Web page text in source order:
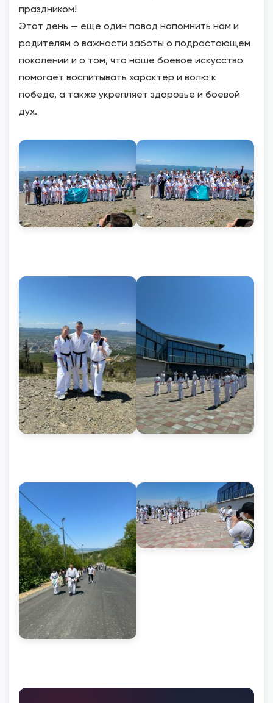
праздником!
Этот день — еще один повод напомнить нам и
родителям о важности заботы о подрастающем
поколении и о том, что наше боевое искусство
помогает воспитывать характер и волю к
победе, а также укрепляет здоровье и боевой
дух.